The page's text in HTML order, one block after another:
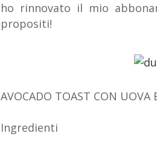
ho rinnovato il mio
propositi!
AVOCADO TOAST CON UOVA
Ingredienti